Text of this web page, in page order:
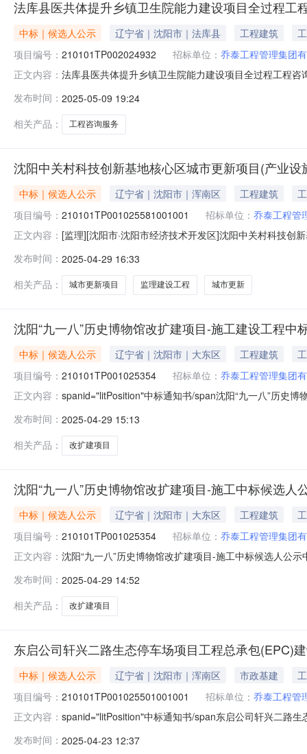
法库县医共体提升乡镇卫生院能力建设项目全过程工
中标｜候选人公示 辽宁省｜沈阳市｜法库县 工程建筑
项目编号： 210101TP002024932 招标单位： 乔泰工程管理集团
正文内容： 法库县医共体提升乡镇卫生院能力建设项目全过程工程
询服务建设单位法库县卫生健康局填报单位乔泰工程管
域辽宁省·沈阳市
发布时间： 2025-05-09 19:24
相关产品：
工程咨询服务
沈阳中关村科技创新基地核心区城市更新项目(产业
中标｜候选人公示 辽宁省｜沈阳市｜浑南区 工程建筑
项目编号： 210101TP001025581001001 招标单位： 乔泰工程管
正文内容： [监理][沈阳市·沈阳市经济技术开发区]沈阳中关村科技创
210101TP001025581001001标段名称沈阳中关村科技
发布时间： 2025-04-29 16:33
相关产品：
城市更新项目 监理建设工程 城市更新
沈阳“九一八”历史博物馆改扩建项目-施工建设工程中
中标｜候选人公示 辽宁省｜沈阳市｜大东区 工程建筑
项目编号： 210101TP001025354 招标单位： 乔泰工程管理集团
正文内容： spanid="litPosition"中标通知书/span沈阳“九一八”历史
开始时间2025年04月29日公示结束时间2025年05月06
发布时间： 2025-04-29 15:13
相关产品：
改扩建项目
沈阳“九一八”历史博物馆改扩建项目-施工中标候选人
中标｜候选人公示 辽宁省｜沈阳市｜大东区 工程建筑
项目编号： 210101TP001025354 招标单位： 乔泰工程管理集团
正文内容： 沈阳“九一八”历史博物馆改扩建项目-施工中标候选人公
施工招标方式公开招标公示开始时间2025年04月29日公
发布时间： 2025-04-29 14:52
相关产品：
改扩建项目
东启公司轩兴二路生态停车场项目工程总承包(EPC)
中标｜候选人公示 辽宁省｜沈阳市｜浑南区 市政基建
项目编号： 210101TP001025501001001 招标单位： 乔泰工程管
正文内容： spanid="litPosition"中标通知书/span东启公司轩兴二路
施工招标方式公开招标公示开始时间2025年04月23日公
发布时间： 2025-04-23 12:37